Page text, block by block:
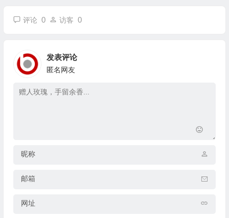
评论 0 访客 0
发表评论
匿名网友
昵称
邮箱
网址